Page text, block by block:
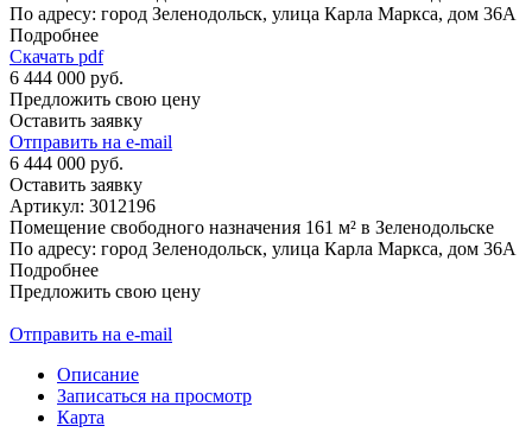
По адресу: город Зеленодольск, улица Карла Маркса, дом 36А
Подробнее
Скачать pdf
6 444 000 руб.
Предложить свою цену
Оставить заявку
Отправить на e-mail
6 444 000 руб.
Оставить заявку
Артикул: 3012196
Помещение свободного назначения 161 м² в Зеленодольске
По адресу: город Зеленодольск, улица Карла Маркса, дом 36А
Подробнее
Предложить свою цену
Отправить на e-mail
Описание
Записаться на просмотр
Карта